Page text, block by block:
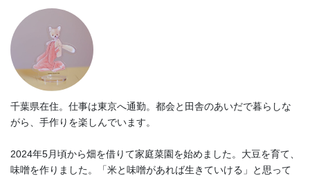
千葉県在住。仕事は東京へ通勤。都会と田舎のあいだで暮らしな
がら、手作りを楽しんでいます。
2024年5月頃から畑を借りて家庭菜園を始めました。大豆を育て、
味噌を作りました。「米と味噌があれば生きていける」と思って